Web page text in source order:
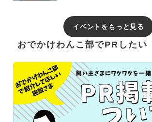
イベントをもっと見る
おでかけわんこ部でPRしたい